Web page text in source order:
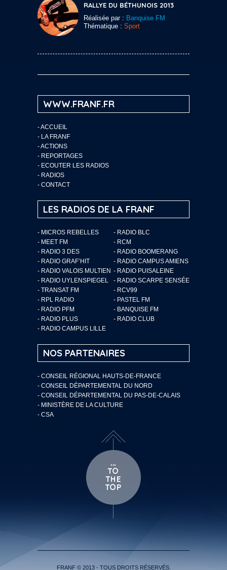
RALLYE DU BÉTHUNOIS 2013
Réalisée par : Banquise FM
Thématique : Sport
WWW.FRANF.FR
-ACCUEIL
- LA FRANF
-ACTIONS
- REPORTAGES
- ECOUTER LES RADIOS
- RADIOS
- CONTACT
LES RADIOS DE LA FRANF
- MICROS REBELLES
- RADIO BLC
- MEET FM
- RCM
- RADIO 3 DES
- RADIO BOOMERANG
- RADIO GRAF’HIT
- RADIO CAMPUS AMIENS
- RADIO VALOIS MULTIEN - RADIO PUISALEINE
- RADIO UYLENSPIEGEL
- RADIO SCARPE SENSÉE
- TRANSAT FM
- RCV99
- RPL RADIO
- PASTEL FM
- RADIO PFM
- BANQUISE FM
- RADIO PLUS
- RADIO CLUB
- RADIO CAMPUS LILLE
NOS PARTENAIRES
- CONSEIL RÉGIONAL HAUTS-DE-FRANCE
- CONSEIL DÉPARTEMENTAL DU NORD
- CONSEIL DÉPARTEMENTAL DU PAS-DE-CALAIS
- MINISTÈRE DE LA CULTURE
- CSA
FRANF © 2013 - TOUS DROITS RÉSERVÉS.